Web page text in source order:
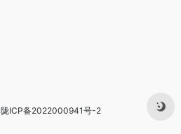
陇ICP备2022000941号-2